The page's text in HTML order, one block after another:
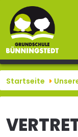
Startseite